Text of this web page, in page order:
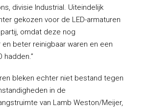
divisie Industrial. Uiteindelijk
gekozen voor de LED-armaturen
omdat deze nog
beter reinigbaar waren en een
hadden.”
bleken echter niet bestand tegen
in de
van Lamb Weston/Meijer,